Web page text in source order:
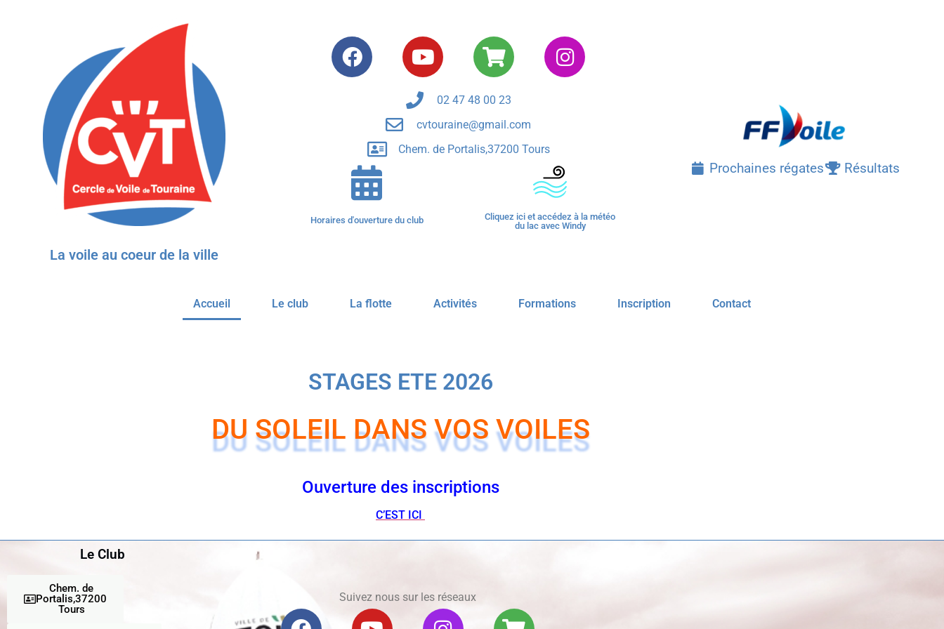
La voile au coeur de la ville
02 47 48 00 23
cvtouraine@gmail.com
Chem. de Portalis,37200 Tours
Horaires d'ouverture du club
Cliquez ici et accédez à la météo
du lac avec Windy
Prochaines régates Résultats
Accueil Le club La flotte Activités Formations Inscription Contact
STAGES ETE 2026
DU SOLEIL DANS VOS VOILES
Ouverture des inscriptions
C’EST ICI
Le Club
Chem. de
Portalis,37200
Tours
Suivez nous sur les réseaux